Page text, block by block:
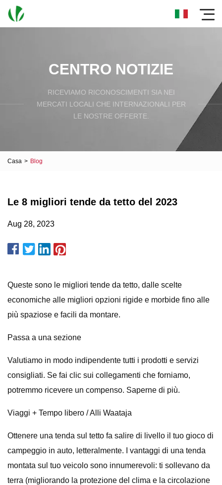
CENTRO NOTIZIE
RICEVIAMO RICONOSCIMENTI SIA NEI
MERCATI LOCALI CHE INTERNAZIONALI PER
LE NOSTRE OFFERTE.
Casa > Blog
Le 8 migliori tende da tetto del 2023
Aug 28, 2023
Queste sono le migliori tende da tetto, dalle scelte
economiche alle migliori opzioni rigide e morbide fino alle
più spaziose e facili da montare.
Passa a una sezione
Valutiamo in modo indipendente tutti i prodotti e servizi
consigliati. Se fai clic sui collegamenti che forniamo,
potremmo ricevere un compenso. Saperne di più.
Viaggi + Tempo libero / Alli Waataja
Ottenere una tenda sul tetto fa salire di livello il tuo gioco di
campeggio in auto, letteralmente. I vantaggi di una tenda
montata sul tuo veicolo sono innumerevoli: ti sollevano da
terra (migliorando la protezione del clima e la circolazione